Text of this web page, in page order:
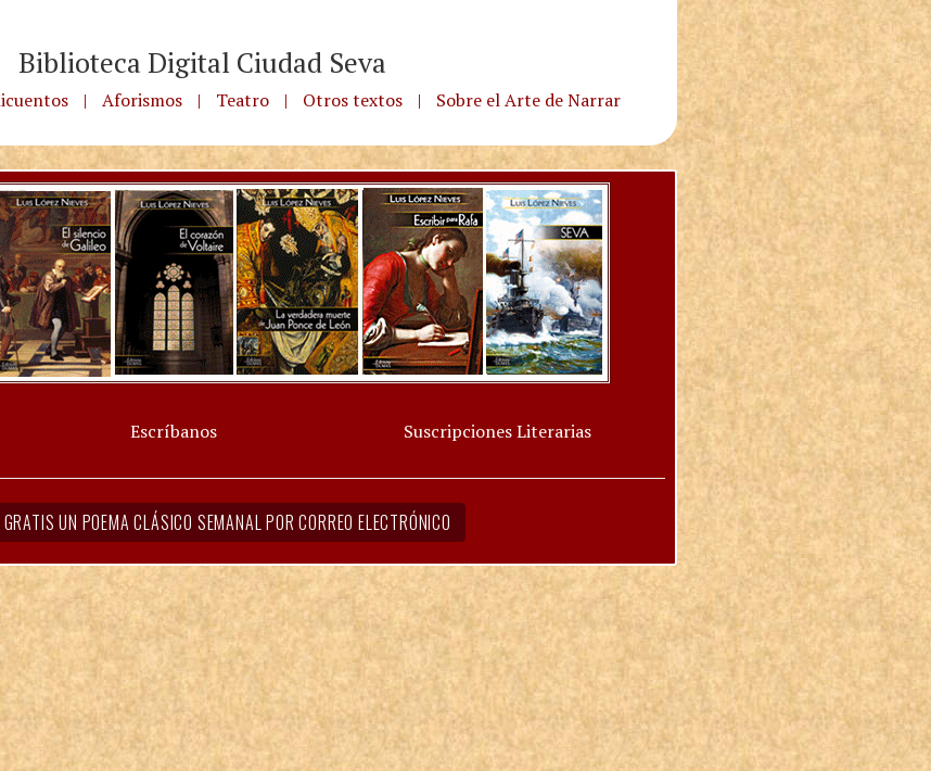
Biblioteca Digital Ciudad Seva
| Aforismos | Teatro | Otros textos | Sobre el Arte de Narrar
Escríbanos Suscripciones Literarias
UN POEMA CLÁSICO SEMANAL POR CORREO ELECTRÓNICO